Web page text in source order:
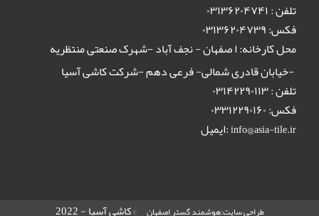
تلفن : ۰۳۱۳۶۲۰۴۷۴۱
فکس: ۰۳۱۳۶۲۰۴۷۳۹
محل کارخانه: ا صفهان - نجف آباد -شهرک صنعتی منتظریه
-خیابان قادری شمالی- فرعی دهم -شرکت کاشی آسیا
تلفن : ۰۳۱۴۲۲۹۰۱۱۳
فکس: ۰۳۳۱۲۲۹۰۱۶۰
ایمیل:info@asia-tile.ir
طراحی سایت:هوشمند گستر اصفهان ©کاشی آسیا - 2022